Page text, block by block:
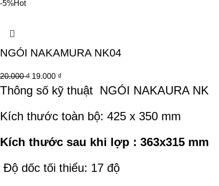
-5%Hot
NGÓI NAKAMURA NK04
20.000₫ 19.000 ₫
Thông số kỹ thuật NGÓI NAKAURA NK
Kích thước toàn bộ: 425 x 350 mm
Kích thước sau khi lợp : 363x315 mm
Độ dốc tối thiểu: 17 độ